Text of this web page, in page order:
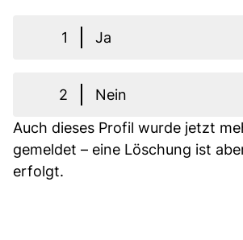
1 Ja
2
Nein
Auch dieses Profil wurde jetzt
gemeldet – eine Löschung ist
erfolgt.